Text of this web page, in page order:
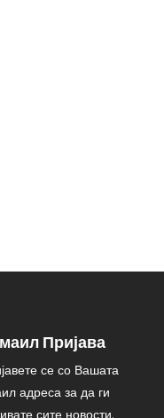
Пријава
се со Вашата
адреса за да ги